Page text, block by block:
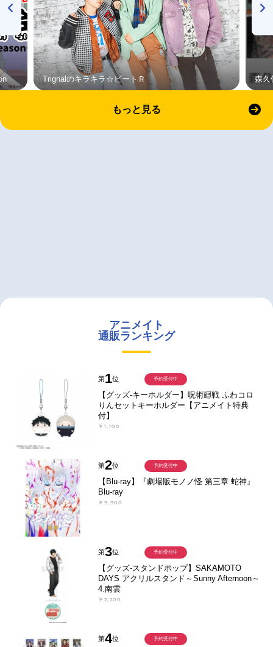
Trignalのキラキラ☆ビートＲ 森久
もっと見る
アニメイト
通販ランキング
第1位
【グッズ-キーホルダー】呪術廻戦 ふわコロ
りんセットキーホルダー【アニメイト特典
付】
￥1,100
予約受付中
第2位
【Blu-ray】『劇場版モノノ怪 第三章 蛇神』
Blu-ray
￥9,900
予約受付中
第3位
【グッズ-スタンドポップ】SAKAMOTO
DAYS アクリルスタンド～Sunny Afternoon～
4.南雲
￥2,200
予約受付中
第4位 予約受付中